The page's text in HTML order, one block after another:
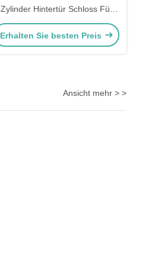
Zylinder Hintertür Schloss Für
Opel Ersatz
Erhalten Sie besten Preis
Ansicht mehr > >